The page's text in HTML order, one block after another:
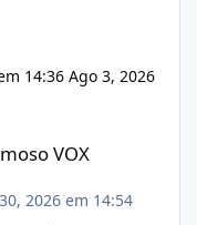
14:36 Ago 3, 2026
VOX
2026 em 14:54